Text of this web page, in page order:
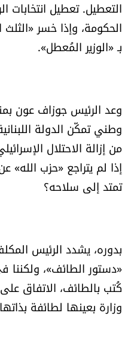
التعطيل. تعطيل انتخابات
الحكومة، وإذا خسر
بـ «الوزير المُعطل».
وعد الرئيس جوزاف عون
وطني تمكّن الدولة
من إزالة الاحتلال
إذا لم يتراجع «حزب الله»
تمتد إلى سلاحه؟
بدوره، يشدد الرئيس
«دستور الطائف»، ولكننا
كُتب بالطائف، الاتفاق
وزارة بعينها لطائفة